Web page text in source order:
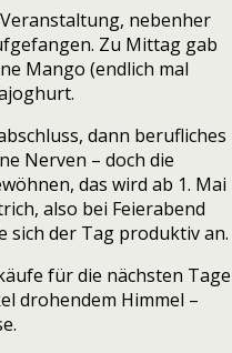
nebenher
Zu Mittag gab
Mango (endlich mal
dann berufliches
Nerven – doch die
das wird ab 1. Mai
also bei Feierabend
sich der Tag produktiv an.
für die nächsten Tage
drohendem Himmel –